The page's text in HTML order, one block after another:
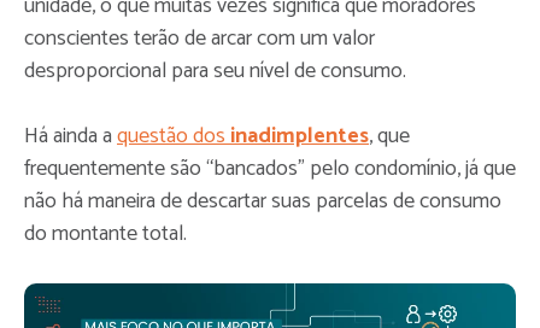
conscientes terão de arcar com um valor
desproporcional para seu nível de consumo.
Há ainda aquestão dosinadimplentes, que
frequentemente são “bancados” pelo condomínio, já que
não há maneira de descartar suas parcelas de consumo
do montante total.